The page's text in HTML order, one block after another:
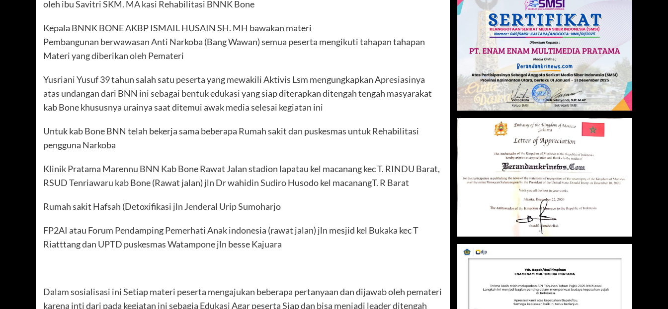
oleh ibu Savitri SKM. MA kasi Rehabilitasi BNNK Bone
Kepala BNNK BONE AKBP ISMAIL HUSAIN SH. MH bawakan materi
Pembangunan berwawasan Anti Narkoba (Bang Wawan) semua peserta mengikuti tahapan tahapan
Materi yang diberikan oleh Pemateri
Yusriani Yusuf 39 tahun salah satu peserta yang mewakili Aktivis Lsm mengungkapkan Apresiasinya
atas undangan dari BNN ini sebagai bentuk edukasi yang siap diterapkan ditengah tengah masyarakat
kab Bone khususnya urainya saat ditemui awak media selesai kegiatan ini
Untuk kab Bone BNN telah bekerja sama beberapa Rumah sakit dan puskesmas untuk Rehabilitasi
pengguna Narkoba
Klinik Pratama Marennu BNN Kab Bone Rawat Jalan stadion lapatau kel macanang kec T. RINDU Barat,
RSUD Tenriawaru kab Bone (Rawat jalan) jln Dr wahidin Sudiro Husodo kel macanangT. R Barat
Rumah sakit Hafsah (Detoxifikasi jln Jenderal Urip Sumoharjo
FP2AI atau Forum Pendamping Pemerhati Anak indonesia (rawat jalan) jln mesjid kel Bukaka kec T
Riatttang dan UPTD puskesmas Watampone jln besse Kajuara
Dalam sosialisasi ini Setiap materi peserta mengajukan beberapa pertanyaan dan dijawab oleh pemateri
karena inti dari pada kegiatan ini sebagia Edukasi Agar peserta Siap dan bisa menjadi leader ditengah